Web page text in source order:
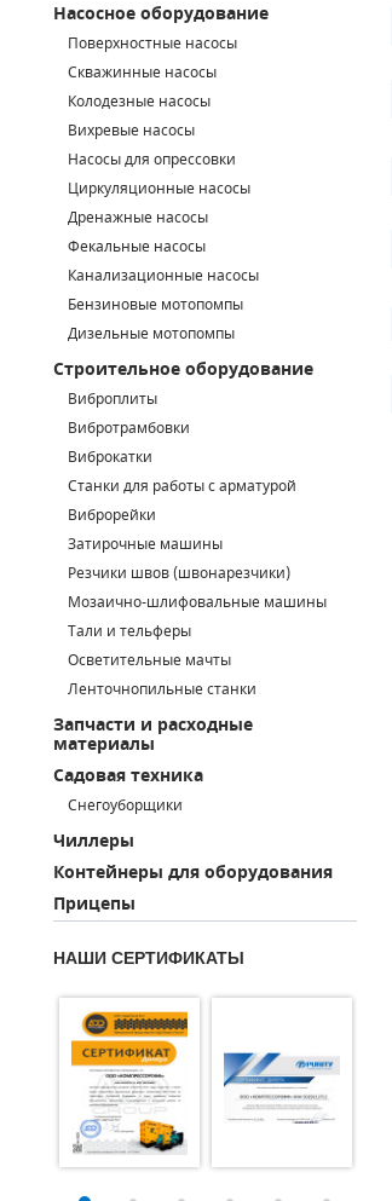
Насосное оборудование
Поверхностные насосы
Скважинные насосы
Колодезные насосы
Вихревые насосы
Насосы для опрессовки
Циркуляционные насосы
Дренажные насосы
Фекальные насосы
Канализационные насосы
Бензиновые мотопомпы
Дизельные мотопомпы
Строительное оборудование
Виброплиты
Вибротрамбовки
Виброкатки
Станки для работы с арматурой
Виброрейки
Затирочные машины
Резчики швов (швонарезчики)
Мозаично-шлифовальные машины
Тали и тельферы
Осветительные мачты
Ленточнопильные станки
Запчасти и расходные
материалы
Садовая техника
Снегоуборщики
Чиллеры
Контейнеры для оборудования
Прицепы
НАШИ СЕРТИФИКАТЫ
СМЕННЫЕ ЭЛЕМЕНТЫ МАГИСТРАЛЬНЫХ ФИЛЬТРОВ
ДЛЯ АДСОРБЦИОННЫХ ОСУШИТЕЛЕЙ
ЭЛЕКТРОДВИГАТЕЛИ
БЕНЗИНОВЫЕ ДВИГАТЕЛИ
ДИЗЕЛЬНЫЕ ДВИГАТЕЛИ
ФИЛЬТРЫ ТОПЛИВНЫЕ
МОТОРНОЕ МАСЛО
РАДИАТОРЫ
ПОДШИПНИКИ
ПОРШНЕВЫЕ БЛОКИ
ДЕТАЛИ ПОРШНЕВЫХ КОМПРЕССОРОВ
ДЕТАЛИ СПИРАЛЬНЫХ КОМПРЕССОРОВ
ДЕТАЛИ НАСОСНОЙ ЧАСТИ
ДЕТАЛИ ПОГРУЖНЫХ НАСОСОВ
ШЛАНГИ ДЛЯ МОТОПОМП
ДЛЯ ВАКУУМНЫХ НАСОСОВ